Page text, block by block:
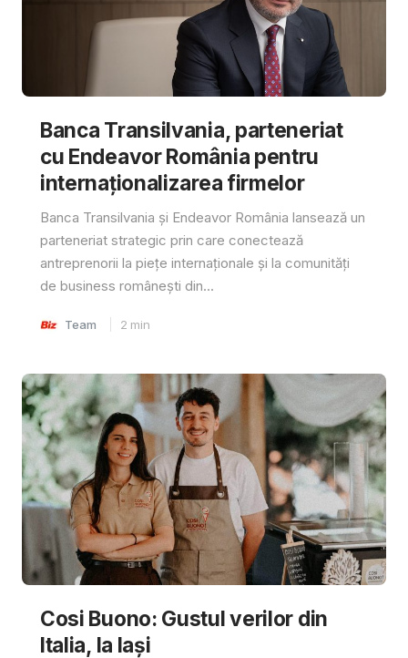
Banca Transilvania, parteneriat
cu Endeavor România pentru
internaționalizarea firmelor
Banca Transilvania și Endeavor România lansează un
parteneriat strategic prin care conectează
antreprenorii la piețe internaționale și la comunități
de business românești din...
Team 2 min
Cosi Buono: Gustul verilor din
Italia, la Iași